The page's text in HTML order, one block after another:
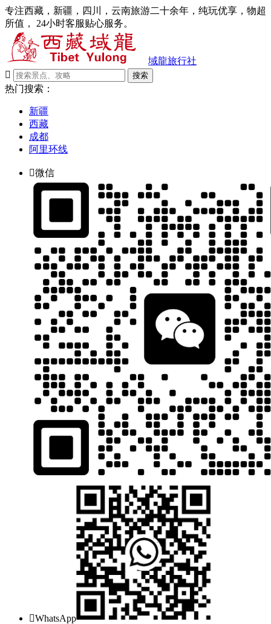
专注西藏，新疆，四川，云南旅游二十余年，纯玩优享，物超
所值， 24小时客服贴心服务。
域龍旅行社

搜索
热门搜索：
新疆
西藏
成都
阿里环线
微信
WhatsApp